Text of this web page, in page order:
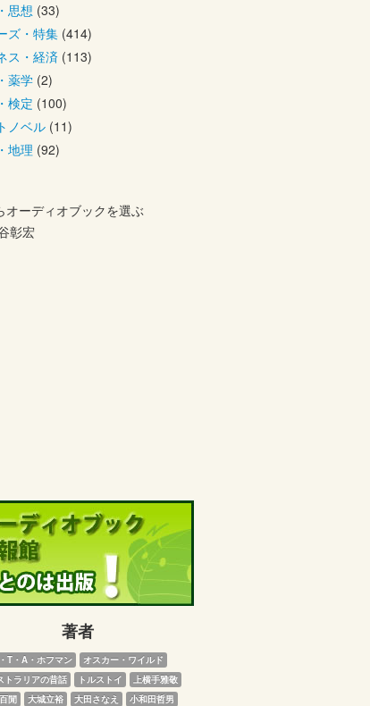
思想 (33)
ズ・特集 (414)
ス・経済 (113)
薬学 (2)
検定 (100)
ノベル (11)
地理 (92)
オーディオブックを選ぶ
彰宏
著者
T・A・ホフマン
オスカー・ワイルド
トラリアの昔話
トルストイ
上横手雅敬
閒
大城立裕 大田さなえ
小和田哲男